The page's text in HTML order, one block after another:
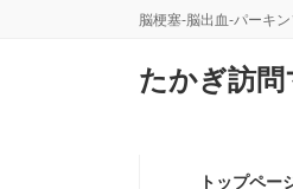
脳梗塞-脳出血-パーキ
たかぎ訪問
トップペー